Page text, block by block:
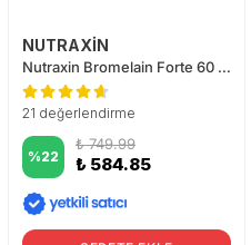
NUTRAXİN
Nutraxin Bromelain Forte 60 Tablet
21 değerlendirme
%22
₺ 749.99
₺ 584.85